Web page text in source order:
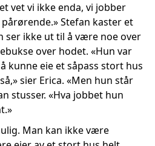
vet vi ikke enda, vi jobber
Stefan kaster et
ser ikke ut til å være noe over
over hodet. «Hun var
kunne eie et såpass stort hus
sier Erica. «Men hun står
stusser. «Hva jobbet hun
Man kan ikke være